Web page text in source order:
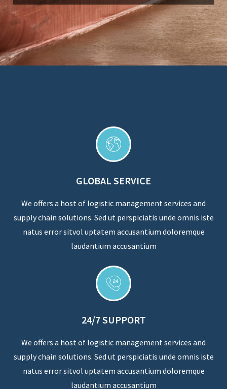
GLOBAL SERVICE
We offers a host of logistic management services and
supply chain solutions. Sed ut perspiciatis unde omnis iste
natus error sitvol uptatem accusantium doloremque
laudantium accusantium
24/7 SUPPORT
We offers a host of logistic management services and
supply chain solutions. Sed ut perspiciatis unde omnis iste
natus error sitvol uptatem accusantium doloremque
laudantium accusantium